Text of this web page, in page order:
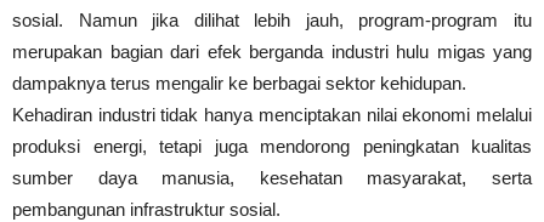
sosial. Namun jika dilihat lebih jauh, program-program itu
merupakan bagian dari efek berganda industri hulu migas yang
dampaknya terus mengalir ke berbagai sektor kehidupan.
Kehadiran industri tidak hanya menciptakan nilai ekonomi melalui
produksi energi, tetapi juga mendorong peningkatan kualitas
sumber daya manusia, kesehatan masyarakat, serta
pembangunan infrastruktur sosial.